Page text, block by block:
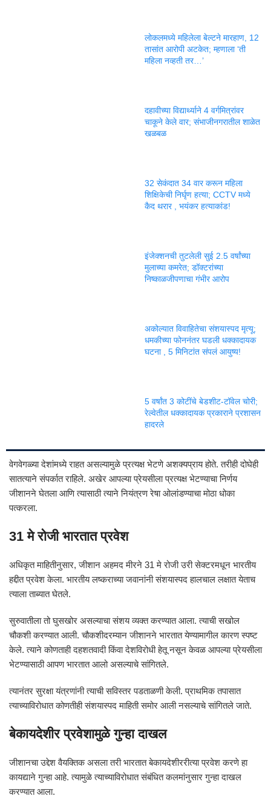
लोकलमध्ये महिलेला बेल्टने मारहाण, 12
तासांत आरोपी अटकेत; म्हणाला ‘ती
महिला नव्हती तर…’
दहावीच्या विद्यार्थ्याने 4 वर्गमित्रांवर
चाकूने केले वार; संभाजीनगरातील शाळेत
खळबळ
32 सेकंदात 34 वार करून महिला
शिक्षिकेची निर्घृण हत्या; CCTV मध्ये
कैद थरार , भयंकर हत्याकांड!
इंजेक्शनची तुटलेली सुई 2.5 वर्षांच्या
मुलाच्या कमरेत; डॉक्टरांच्या
निष्काळजीपणाचा गंभीर आरोप
अकोल्यात विवाहितेचा संशयास्पद मृत्यू;
धमकीच्या फोननंतर घडली धक्कादायक
घटना , 5 मिनिटांत संपलं आयुष्य!
5 वर्षांत 3 कोटींचे बेडशीट-टॉवेल चोरी;
रेल्वेतील धक्कादायक प्रकाराने प्रशासन
हादरले
वेगवेगळ्या देशांमध्ये राहत असल्यामुळे प्रत्यक्ष भेटणे अशक्यप्राय होते. तरीही दोघेही
सातत्याने संपर्कात राहिले. अखेर आपल्या प्रेयसीला प्रत्यक्ष भेटण्याचा निर्णय
जीशानने घेतला आणि त्यासाठी त्याने नियंत्रण रेषा ओलांडण्याचा मोठा धोका
पत्करला.
31 मे रोजी भारतात प्रवेश
अधिकृत माहितीनुसार, जीशान अहमद मीरने 31 मे रोजी उरी सेक्टरमधून भारतीय
हद्दीत प्रवेश केला. भारतीय लष्कराच्या जवानांनी संशयास्पद हालचाल लक्षात येताच
त्याला ताब्यात घेतले.
सुरुवातीला तो घुसखोर असल्याचा संशय व्यक्त करण्यात आला. त्याची सखोल
चौकशी करण्यात आली. चौकशीदरम्यान जीशानने भारतात येण्यामागील कारण स्पष्ट
केले. त्याने कोणताही दहशतवादी किंवा देशविरोधी हेतू नसून केवळ आपल्या प्रेयसीला
भेटण्यासाठी आपण भारतात आलो असल्याचे सांगितले.
त्यानंतर सुरक्षा यंत्रणांनी त्याची सविस्तर पडताळणी केली. प्राथमिक तपासात
त्याच्याविरोधात कोणतीही संशयास्पद माहिती समोर आली नसल्याचे सांगितले जाते.
बेकायदेशीर प्रवेशामुळे गुन्हा दाखल
जीशानचा उद्देश वैयक्तिक असला तरी भारतात बेकायदेशीररीत्या प्रवेश करणे हा
कायद्याने गुन्हा आहे. त्यामुळे त्याच्याविरोधात संबंधित कलमांनुसार गुन्हा दाखल
करण्यात आला.